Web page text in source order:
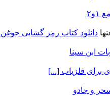
دانلود کتاب رمز گشایی
ابن سینا
فلزیاب [...]
و جادو